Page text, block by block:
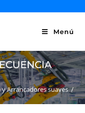
Menú
Arrancadores suaves /